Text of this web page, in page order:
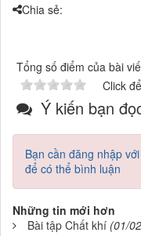
Chia sẻ:
Tổng số điểm của bài
Click
Ý kiến bạn
Bạn cần đăng nhập
để có thể bình luận
Những tin mới hơn
Bài tập Chất khí (01/